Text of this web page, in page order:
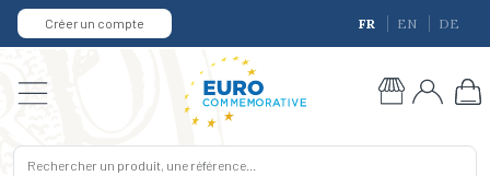
Créer un compte FR EN DE